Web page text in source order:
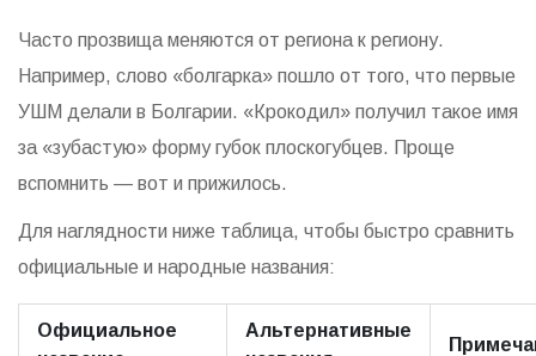
Часто прозвища меняются от региона к региону.
Например, слово «болгарка» пошло от того, что первые
УШМ делали в Болгарии. «Крокодил» получил такое имя
за «зубастую» форму губок плоскогубцев. Проще
вспомнить — вот и прижилось.
Для наглядности ниже таблица, чтобы быстро сравнить
официальные и народные названия:
Официальное
Альтернативные